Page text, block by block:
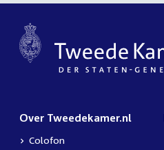
Over Tweedekamer.nl
Colofon